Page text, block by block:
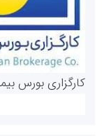
کارگزاری بورس